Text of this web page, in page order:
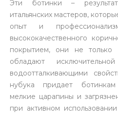
Эти ботинки –
итальянских мастеров,
опыт и
высококачественного
покрытием, они не только
обладают
водоотталкивающими
нубука придает ботинкам
мелкие царапины и
при активном